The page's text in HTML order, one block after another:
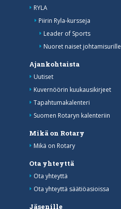
RYLA
Piirin Ryla-kursseja
Leader of Sports
Nuoret naiset johtamisurille
Ajankohtaista
Uutiset
Kuvernöörin kuukausikirjeet
Tapahtumakalenteri
Suomen Rotaryn kalenteriin
Mikä on Rotary
Mikä on Rotary
Ota yhteyttä
Ota yhteyttä
Ota yhteyttä säätiöasioissa
Jäsenille